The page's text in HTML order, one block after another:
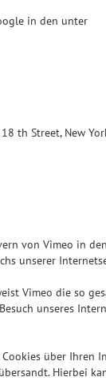
in den unter
th Street, New
von Vimeo in
unserer
Vimeo die so
unseres
über Ihren
Hierbei